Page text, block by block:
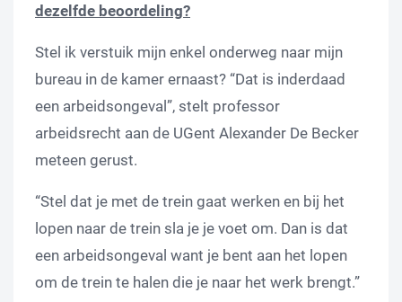
dezelfde beoordeling?
Stel ik verstuik mijn enkel onderweg naar mijn
bureau in de kamer ernaast? “Dat is inderdaad
een arbeidsongeval”, stelt professor
arbeidsrecht aan de UGent Alexander De Becker
meteen gerust.
“Stel dat je met de trein gaat werken en bij het
lopen naar de trein sla je je voet om. Dan is dat
een arbeidsongeval want je bent aan het lopen
om de trein te halen die je naar het werk brengt.”